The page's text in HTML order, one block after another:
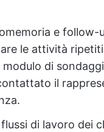
e follow-
le attività
modulo di
il
di lavoro dei